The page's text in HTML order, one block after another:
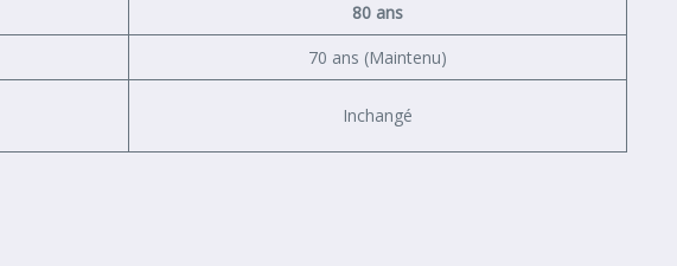
80 ans
70 ans (Maintenu)
Inchangé